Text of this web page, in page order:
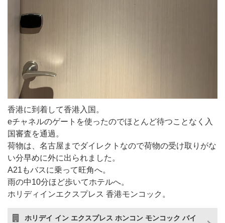
香港に到着して香港入国。
eチャネルのゲートを使ったのでほとんど待つことなく入
国審査を通過。
荷物は、名古屋までダイレクトなので荷物の受け取りがな
い分早めに外に出られました。
A21もバスに乗って旺角へ。
雨の中10分ほど歩いてホテルへ。
ホリディインエクスプレス 香港モンコック。
ホリデイ イン エクスプレス ホンコン モンコック バイ